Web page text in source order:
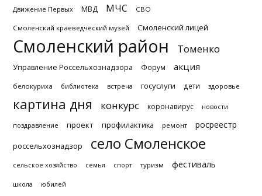
Движение Первых МВД МЧС СВО
Смоленский краеведческий музей Смоленский лицей
Смоленский район Томенко
Управление Россельхознадзора Форум акция
белокуриха библиотека встреча госуслуги дети здоровье
картина дня конкурс коронавирус новости
поздравление проект профилактика ремонт росреестр
россельхознадзор село Смоленское
сельское хозяйство семья спорт туризм фестиваль
школа юбилей